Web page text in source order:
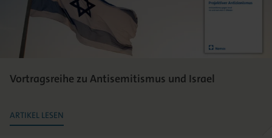
Vortragsreihe zu Antisemitismus und Israel
ARTIKEL LESEN